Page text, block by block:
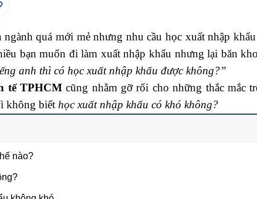
quá mới mẻ nhưng nhu cầu học xuất nhập
bạn muốn đi làm xuất nhập khẩu nhưng lại băn
anh thì có học xuất nhập khẩu được không?”
tế TPHCMcũng nhằm gỡ rối cho những thắc mắc
không biết học xuất nhập khẩu có khó không?
nào?